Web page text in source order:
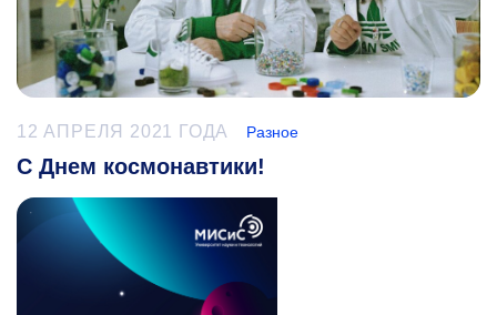
12 АПРЕЛЯ 2021 ГОДА Разное
С Днем космонавтики!